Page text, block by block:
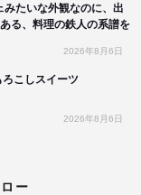
みたいな外観なのに、出
る、料理の鉄人の系譜を
2026年8月6日
こしスイーツ
2026年8月6日
ー